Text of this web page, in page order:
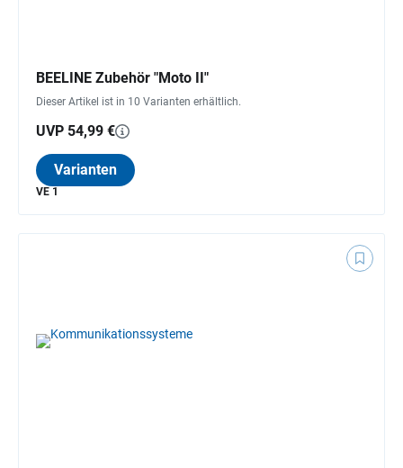
BEELINE Zubehör "Moto II"
Dieser Artikel ist in 10 Varianten erhältlich.
UVP 54,99 €
Varianten
VE 1